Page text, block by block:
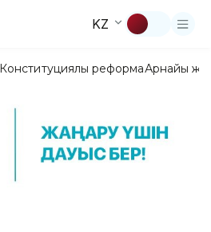
KZ
Конституциялық реформаАрнайы